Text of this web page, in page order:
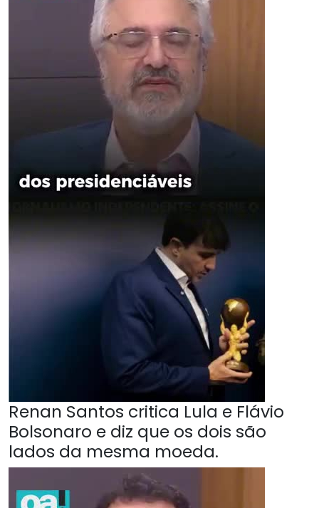
Renan Santos critica Lula e Flávio
Bolsonaro e diz que os dois são
lados da mesma moeda.